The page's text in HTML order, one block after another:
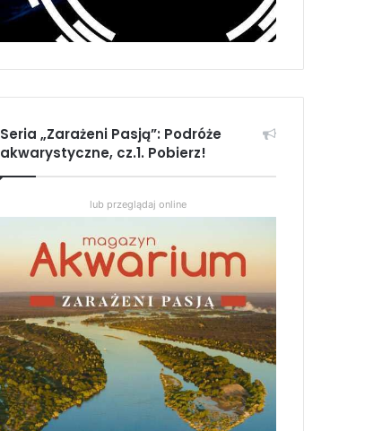
Seria „Zarażeni Pasją”: Podróże
akwarystyczne, cz.1. Pobierz!
lub przeglądaj online